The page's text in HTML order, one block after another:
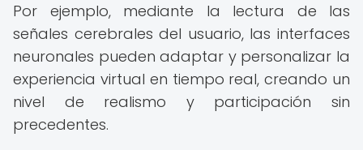
Por ejemplo, mediante la lectura de las
señales cerebrales del usuario, las interfaces
neuronales pueden adaptar y personalizar la
experiencia virtual en tiempo real, creando un
nivel de realismo y participación sin
precedentes.